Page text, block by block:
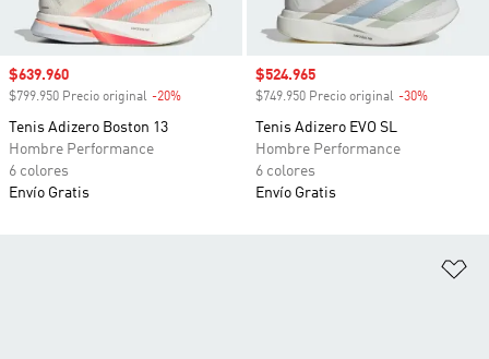
Precio de venta
$639.960
$799.950 Precio original -20%
Tenis Adizero Boston 13
Hombre Performance
6 colores
Envío Gratis
Precio de venta
$524.965
$749.950 Precio original -30%
Tenis Adizero EVO SL
Hombre Performance
6 colores
Envío Gratis